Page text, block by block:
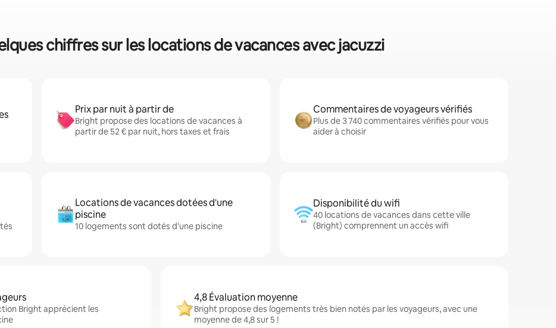
chiffres sur les locations de vacances avec jacuzzi
Prix par nuit à partir de
Bright propose des locations de vacances à
partir de 52 € par nuit, hors taxes et frais
Commentaires de voyageurs vérifiés
Plus de 3 740 commentaires vérifiés pour vous
aider à choisir
Locations de vacances dotées d'une
piscine
10 logements sont dotés d'une piscine
Disponibilité du wifi
40 locations de vacances dans cette ville
(Bright) comprennent un accès wifi
Bright apprécient les
4,8 Évaluation moyenne
Bright propose des logements très bien notés par les voyageurs, avec une
moyenne de 4,8 sur 5 !